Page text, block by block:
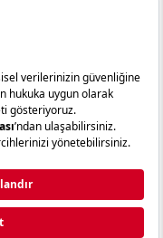
ve mesafeli satış
yaşla ilgili
bir durumda doğacak yasal
ait olacak ve cezai
görüntülemesi ve
Saklıdır.